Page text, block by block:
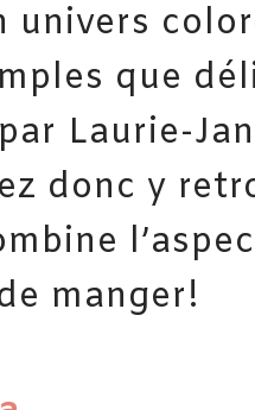
univers
que
Laurie-
donc y
manger!